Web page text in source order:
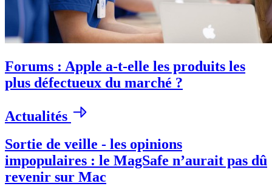
Forums : Apple a-t-elle les produits les
plus défectueux du marché ?
Actualités
Sortie de veille - les opinions
impopulaires : le MagSafe n’aurait pas dû
revenir sur Mac